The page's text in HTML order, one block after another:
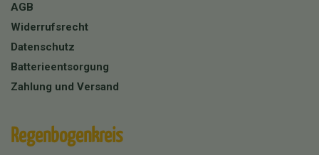
AGB
Widerrufsrecht
Datenschutz
Batterieentsorgung
Zahlung und Versand
Regenbogenkreis